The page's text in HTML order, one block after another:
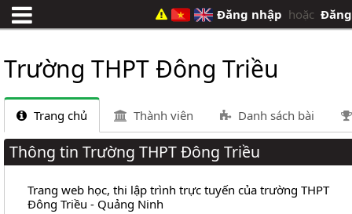
Đăng nhập hoặc
Trường THPT Đông Triều
Trang chủ Thành viên Danh sách bài
Thông tin Trường THPT Đông Triều
Trang web học, thi lập trình trực tuyến của trường THPT
Đông Triều - Quảng Ninh